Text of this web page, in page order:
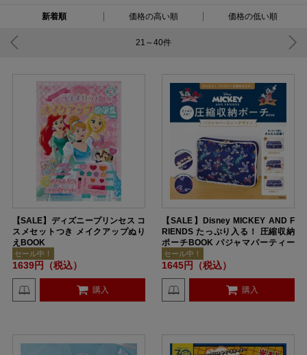
新着順 価格の高い順 価格の低い順
21～40件
【SALE】ディズニープリンセス コ
スメセットつき メイクアップぬり
えBOOK
セール中！
1639円（税込）
購入
【SALE】Disney MICKEY AND F
RIENDS たっぷり入る！ 圧縮収納
ポーチBOOK パジャマパーティー
デザイン
セール中！
1645円（税込）
購入